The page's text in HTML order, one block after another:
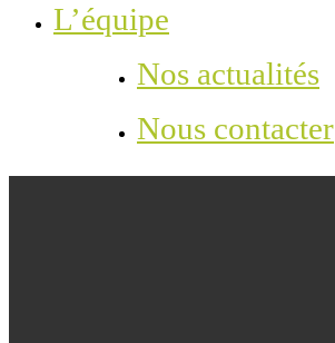
L’équipe
Nos actualités
Nous contacter